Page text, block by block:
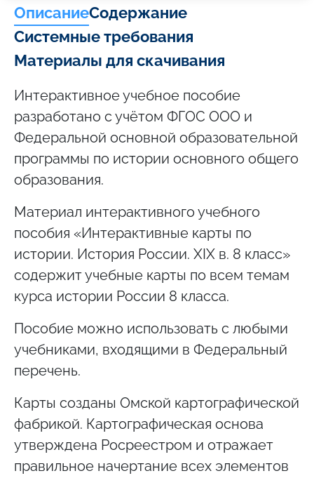
ОписаниеСодержание
Системные требования
Материалы для скачивания
Интерактивное учебное пособие
разработано с учётом ФГОС ООО и
Федеральной основной образовательной
программы по истории основного общего
образования.
Материал интерактивного учебного
пособия «Интерактивные карты по
истории. История России. XIX в. 8 класс»
содержит учебные карты по всем темам
курса истории России 8 класса.
Пособие можно использовать с любыми
учебниками, входящими в Федеральный
перечень.
Карты созданы Омской картографической
фабрикой. Картографическая основа
утверждена Росреестром и отражает
правильное начертание всех элементов